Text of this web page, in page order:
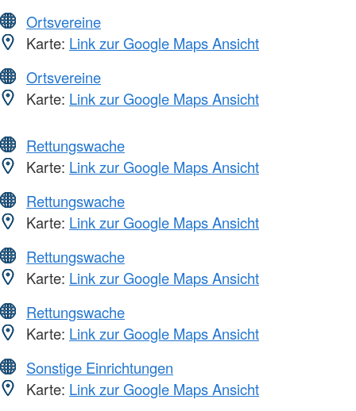
Ortsvereine
Karte: Link zur Google Maps Ansicht
Ortsvereine
Karte: Link zur Google Maps Ansicht
Rettungswache
Karte: Link zur Google Maps Ansicht
Rettungswache
Karte: Link zur Google Maps Ansicht
Rettungswache
Karte: Link zur Google Maps Ansicht
Rettungswache
Karte: Link zur Google Maps Ansicht
Sonstige Einrichtungen
Karte: Link zur Google Maps Ansicht